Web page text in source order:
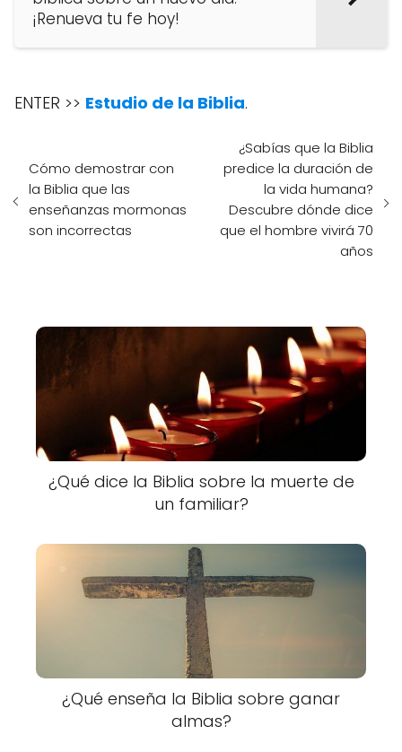
¡Renueva tu fe hoy!
ENTER >> Estudio de la Biblia.
Cómo demostrar con
la Biblia que las
enseñanzas mormonas
son incorrectas
¿Sabías que la Biblia
predice la duración de
la vida humana?
Descubre dónde dice
que el hombre vivirá 70
años
¿Qué dice la Biblia sobre la muerte de
un familiar?
¿Qué enseña la Biblia sobre ganar
almas?